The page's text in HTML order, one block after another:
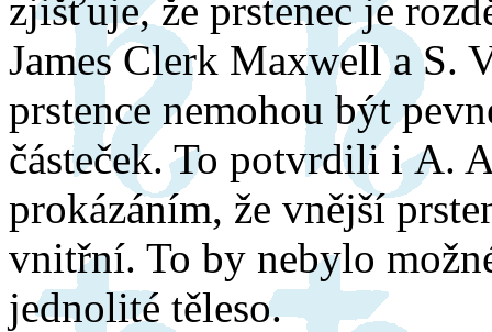
zjišťuje, že prstenec je
James Clerk Maxwell a S.
prstence nemohou být
částeček. To potvrdili i A.
prokázáním, že vnější
vnitřní. To by nebylo
jednolité těleso.